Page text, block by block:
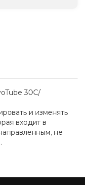
30C/
и изменять
входит в
не